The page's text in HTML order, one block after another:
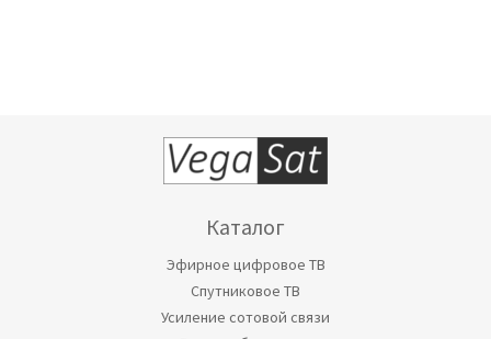
Каталог
Эфирное цифровое ТВ
Спутниковое ТВ
Усиление сотовой связи